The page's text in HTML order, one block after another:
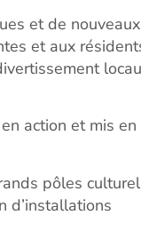
et de nouveaux
et aux
action et mis en
pôles
d’installations